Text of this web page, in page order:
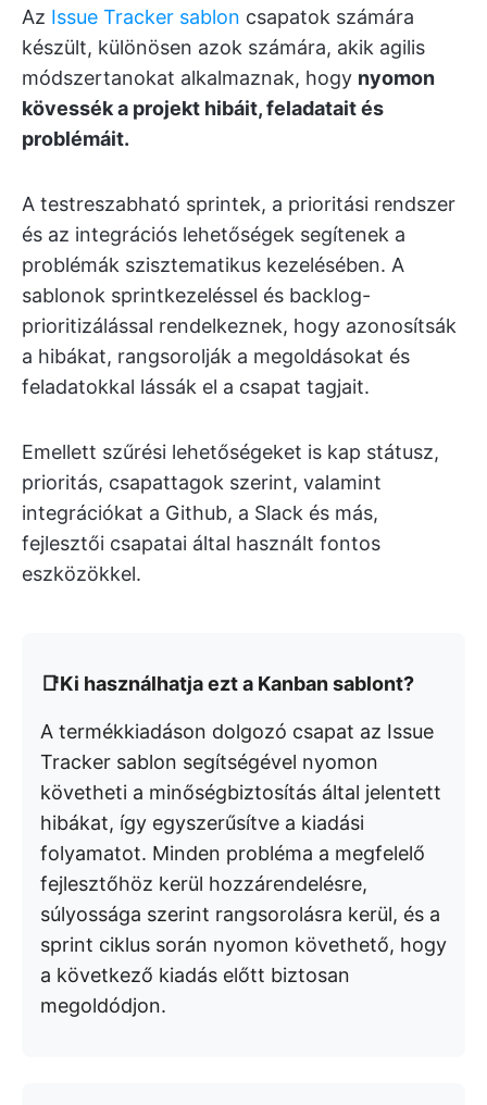
Az Issue Tracker sablon csapatok számára
készült, különösen azok számára, akik agilis
módszertanokat alkalmaznak, hogy nyomon
kövessék a projekt hibáit, feladatait és
problémáit.
A testreszabható sprintek, a prioritási rendszer
és az integrációs lehetőségek segítenek a
problémák szisztematikus kezelésében. A
sablonok sprintkezeléssel és backlog-
prioritizálással rendelkeznek, hogy azonosítsák
a hibákat, rangsorolják a megoldásokat és
feladatokkal lássák el a csapat tagjait.
Emellett szűrési lehetőségeket is kap státusz,
prioritás, csapattagok szerint, valamint
integrációkat a Github, a Slack és más,
fejlesztői csapatai által használt fontos
eszközökkel.
📑Ki használhatja ezt a Kanban sablont?
A termékkiadáson dolgozó csapat az Issue
Tracker sablon segítségével nyomon
követheti a minőségbiztosítás által jelentett
hibákat, így egyszerűsítve a kiadási
folyamatot. Minden probléma a megfelelő
fejlesztőhöz kerül hozzárendelésre,
súlyossága szerint rangsorolásra kerül, és a
sprint ciklus során nyomon követhető, hogy
a következő kiadás előtt biztosan
megoldódjon.